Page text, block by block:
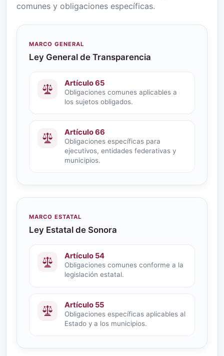
comunes y obligaciones específicas.
MARCO GENERAL
Ley General de Transparencia
Artículo 65
Obligaciones comunes aplicables a
los sujetos obligados.
Artículo 66
Obligaciones específicas para
ejecutivos, entidades federativas y
municipios.
MARCO ESTATAL
Ley Estatal de Sonora
Artículo 54
Obligaciones comunes conforme a la
legislación estatal.
Artículo 55
Obligaciones específicas aplicables al
Estado y a los municipios.